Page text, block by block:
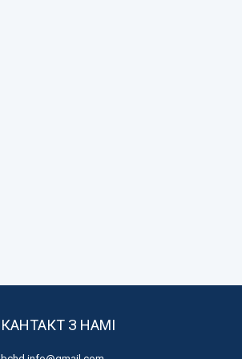
КАНТАКТ З НАМІ